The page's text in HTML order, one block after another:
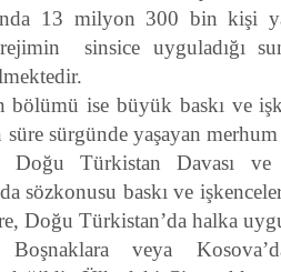
13 milyon 300 bin kişi
sinsice uyguladığı
bölümü ise büyük baskı ve
süre sürgünde yaşayan
Doğu Türkistan Davası
sözkonusu baskı ve
Doğu Türkistan’da halka
Boşnaklara veya